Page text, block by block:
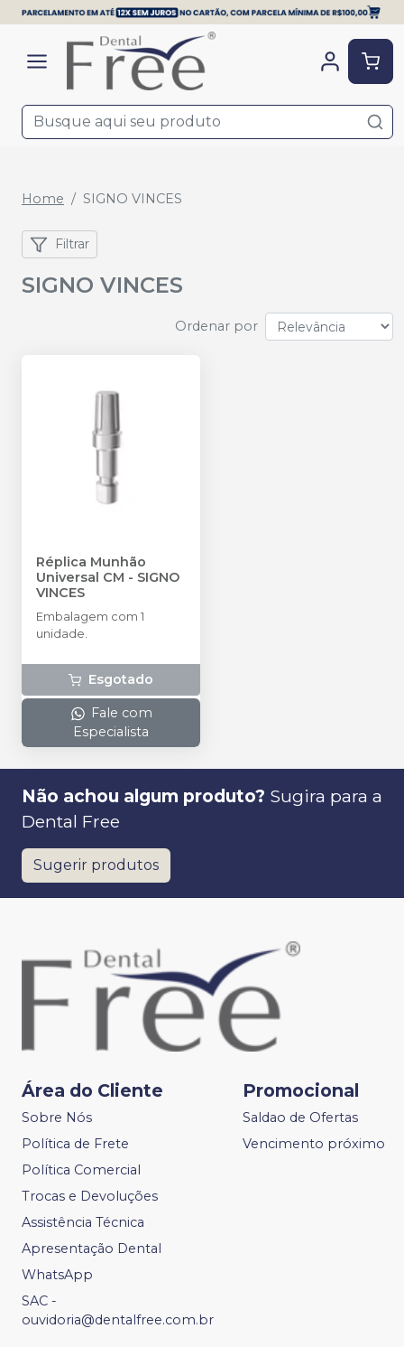
Home SIGNO VINCES
Filtrar
SIGNO VINCES
Ordenar por
Réplica Munhão
Universal CM - SIGNO
VINCES
Embalagem com 1
unidade.
Esgotado
Fale com
Especialista
Não achou algum produto? Sugira para a
Dental Free
Sugerir produtos
Área do Cliente
Sobre Nós
Política de Frete
Política Comercial
Trocas e Devoluções
Assistência Técnica
Apresentação Dental
WhatsApp
SAC -
ouvidoria@dentalfree.com.br
Promocional
Saldao de Ofertas
Vencimento próximo